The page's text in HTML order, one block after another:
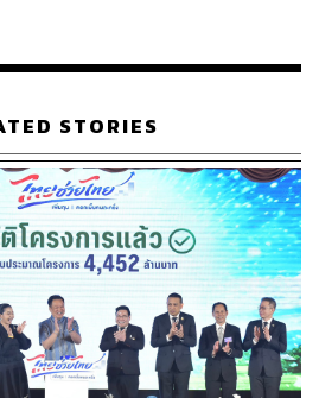
อไม่ เลขา สมช. กล่าวว่า ที่ประชุม
ว่าคงเป็นขั้นตอนต่อไป
ล่าทัพ มีมติแล้วว่าให้ใช้กฎอัยการ
ได้ลงรายละเอียดขนาดนั้น วันนี้
ลาประชุมมีน้อย จึงไม่ได้ลงราย
องรัฐบาล แก้ปัญหาชายแดน
STORIES